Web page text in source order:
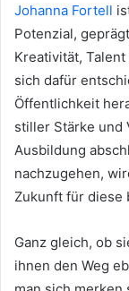
Johanna Fortell
Potenzial,
Kreativität,
sich dafür
Öffentlichkeit
stiller Stärke und
Ausbildung
nachzugehen,
Zukunft für diese
Ganz gleich, ob
ihnen den Weg